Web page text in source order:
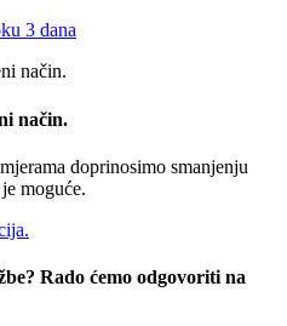
3 dana
način.
doprinosimo smanjenju
moguće.
Rado ćemo odgovoriti na